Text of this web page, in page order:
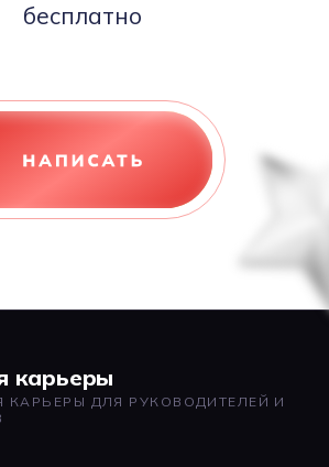
бесплатно
карьеры
КАРЬЕРЫ ДЛЯ РУКОВОДИТЕЛЕЙ И